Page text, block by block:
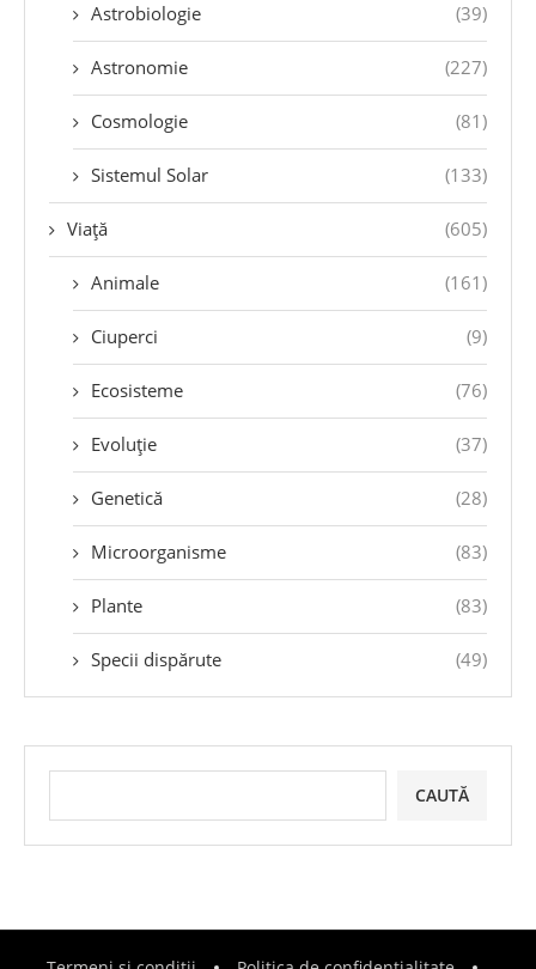
Astrobiologie (39)
Astronomie (227)
Cosmologie (81)
Sistemul Solar (133)
Viață (605)
Animale (161)
Ciuperci (9)
Ecosisteme (76)
Evoluție (37)
Genetică (28)
Microorganisme (83)
Plante (83)
Specii dispărute (49)
CAUTĂ